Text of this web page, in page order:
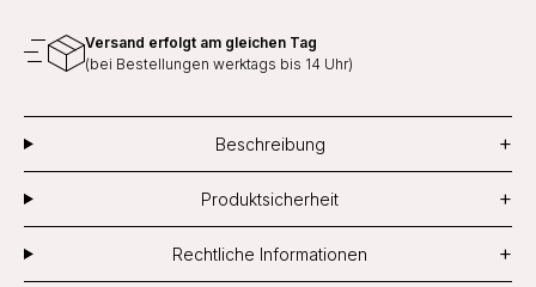
Versand erfolgt am gleichen Tag
(bei Bestellungen werktags bis 14 Uhr)
Beschreibung +
Produktsicherheit +
Rechtliche Informationen +